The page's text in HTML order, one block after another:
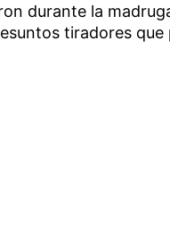
durante la
tiradores